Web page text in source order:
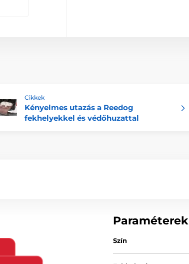
Cikkek
Kényelmes utazás a Reedog
fekhelyekkel és védőhuzattal
Paraméterek
Szín